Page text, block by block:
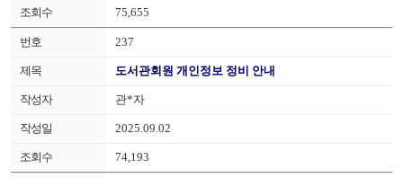
75,655
237
도서관회원 개인정보 정비 안내
관*자
2025.09.02
74,193